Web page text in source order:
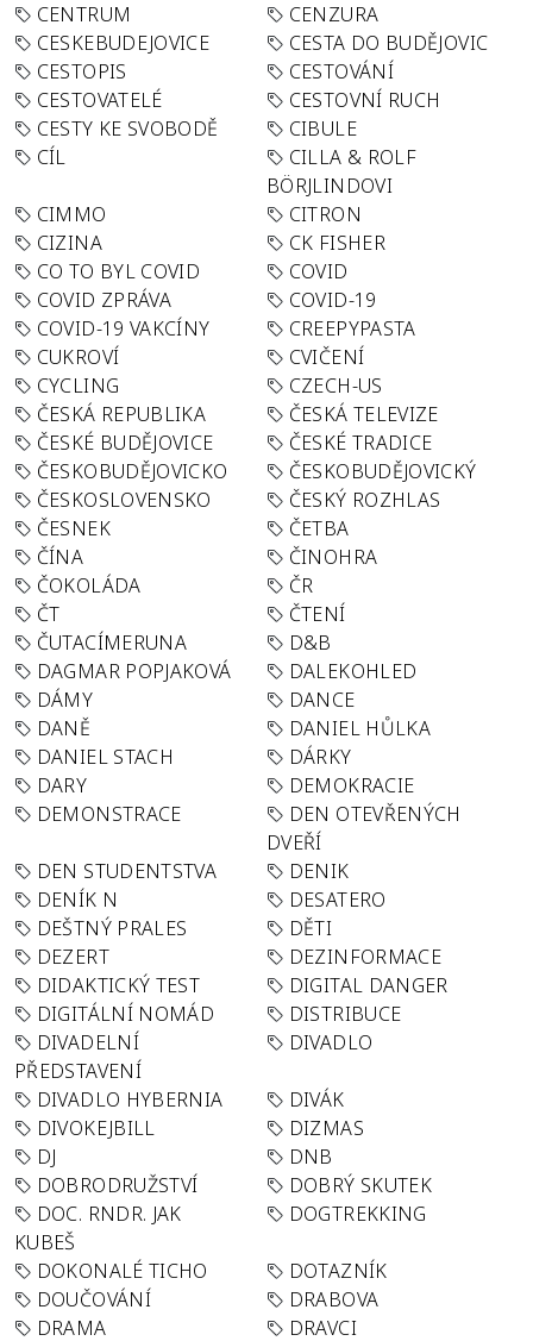
CENTRUM
CENZURA
CESKEBUDEJOVICE
CESTA DO BUDĚJOVIC
CESTOPIS
CESTOVÁNÍ
CESTOVATELÉ
CESTOVNÍ RUCH
CESTY KE SVOBODĚ
CIBULE
CÍL
CILLA & ROLF
BÖRJLINDOVI
CIMMO
CITRON
CIZINA
CK FISHER
CO TO BYL COVID
COVID
COVID ZPRÁVA
COVID-19
COVID-19 VAKCÍNY
CREEPYPASTA
CUKROVÍ
CVIČENÍ
CYCLING
CZECH-US
ČESKÁ REPUBLIKA
ČESKÁ TELEVIZE
ČESKÉ BUDĚJOVICE
ČESKÉ TRADICE
ČESKOBUDĚJOVICKO
ČESKOBUDĚJOVICKÝ
ČESKOSLOVENSKO
ČESKÝ ROZHLAS
ČESNEK
ČETBA
ČÍNA
ČINOHRA
ČOKOLÁDA
ČR
ČT
ČTENÍ
ČUTACÍMERUNA
D&B
DAGMAR POPJAKOVÁ
DALEKOHLED
DÁMY
DANCE
DANĚ
DANIEL HŮLKA
DANIEL STACH
DÁRKY
DARY
DEMOKRACIE
DEMONSTRACE
DEN OTEVŘENÝCH
DVEŘÍ
DEN STUDENTSTVA
DENIK
DENÍK N
DESATERO
DEŠTNÝ PRALES
DĚTI
DEZERT
DEZINFORMACE
DIDAKTICKÝ TEST
DIGITAL DANGER
DIGITÁLNÍ NOMÁD
DISTRIBUCE
DIVADELNÍ
PŘEDSTAVENÍ
DIVADLO
DIVADLO HYBERNIA
DIVÁK
DIVOKEJBILL
DIZMAS
DJ
DNB
DOBRODRUŽSTVÍ
DOBRÝ SKUTEK
DOC. RNDR. JAK
KUBEŠ
DOGTREKKING
DOKONALÉ TICHO
DOTAZNÍK
DOUČOVÁNÍ
DRABOVA
DRAMA
DRAVCI